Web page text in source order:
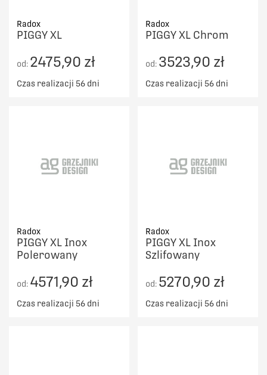
Radox
PIGGY XL
od: 2475,90 zł
Czas realizacji 56 dni
Radox
PIGGY XL Chrom
od: 3523,90 zł
Czas realizacji 56 dni
Radox
PIGGY XL Inox
Polerowany
od: 4571,90 zł
Czas realizacji 56 dni
Radox
PIGGY XL Inox
Szlifowany
od: 5270,90 zł
Czas realizacji 56 dni